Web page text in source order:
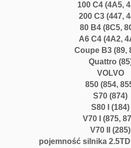
100 C4 (4A5,
200 C3 (447,
80 B4 (8C5,
A6 C4 (4A2,
Coupe B3 (89,
Quattro
VOLVO
850 (854,
S70 (874)
S80 I (184)
V70 I (875,
V70 II (285)
pojemność silnika